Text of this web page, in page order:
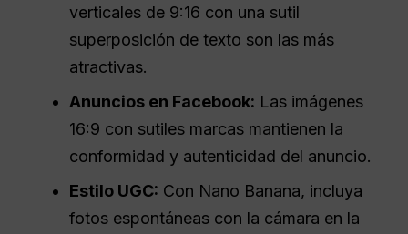
verticales de 9:16 con una sutil
superposición de texto son las más
atractivas.
Anuncios en Facebook: Las imágenes
16:9 con sutiles marcas mantienen la
conformidad y autenticidad del anuncio.
Estilo UGC: Con Nano Banana, incluya
fotos espontáneas con la cámara en la